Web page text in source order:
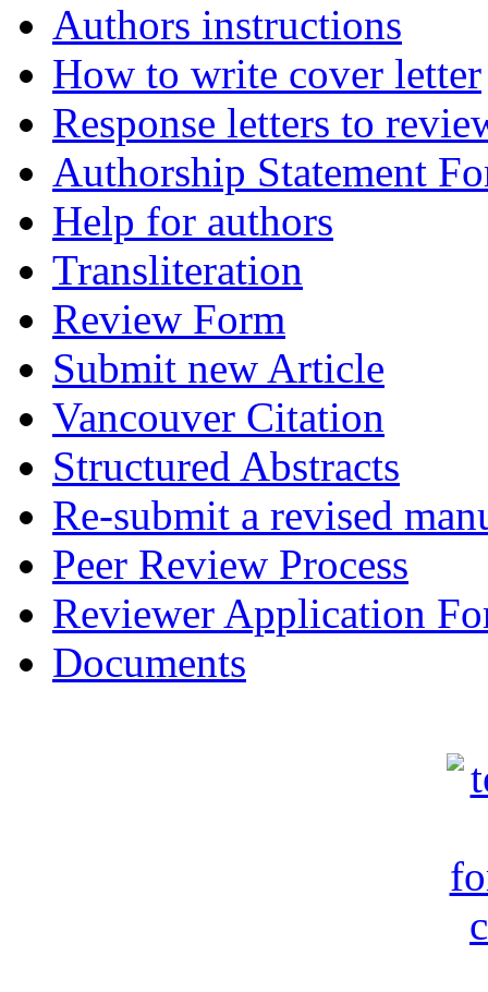
Authors instructions
How to write cover letter
Response letters to
Authorship Statement
Help for authors
Transliteration
Review Form
Submit new Article
Vancouver Citation
Structured Abstracts
Re-submit a revised
Peer Review Process
Reviewer Application
Documents